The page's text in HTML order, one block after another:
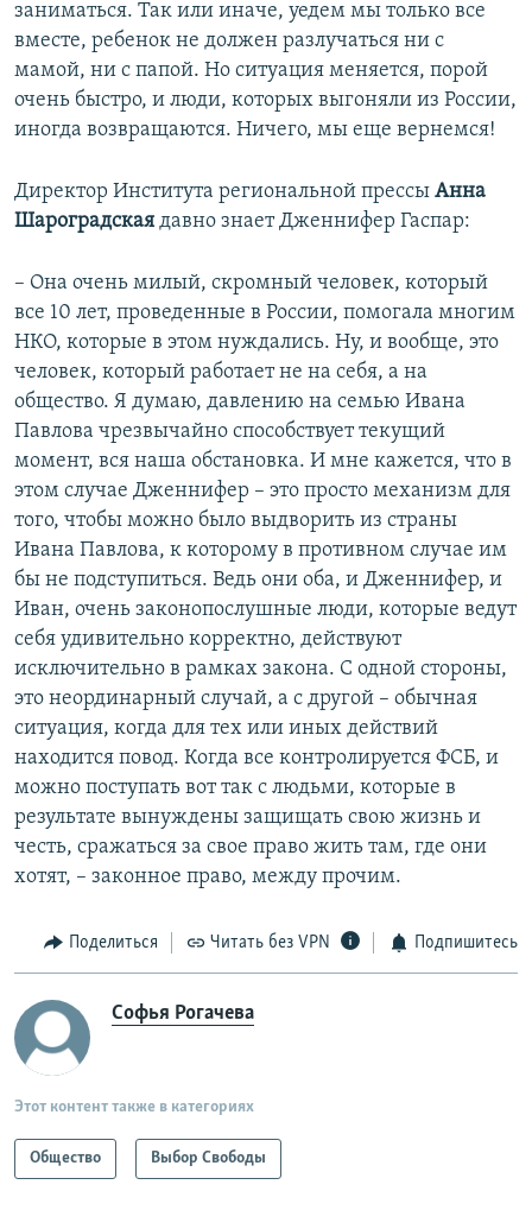
заниматься. Так или иначе, уедем мы только все
вместе, ребенок не должен разлучаться ни с
мамой, ни с папой. Но ситуация меняется, порой
очень быстро, и люди, которых выгоняли из России,
иногда возвращаются. Ничего, мы еще вернемся!
Директор Института региональной прессы Анна
Шароградская давно знает Дженнифер Гаспар:
– Она очень милый, скромный человек, который
все 10 лет, проведенные в России, помогала многим
НКО, которые в этом нуждались. Ну, и вообще, это
человек, который работает не на себя, а на
общество. Я думаю, давлению на семью Ивана
Павлова чрезвычайно способствует текущий
момент, вся наша обстановка. И мне кажется, что в
этом случае Дженнифер – это просто механизм для
того, чтобы можно было выдворить из страны
Ивана Павлова, к которому в противном случае им
бы не подступиться. Ведь они оба, и Дженнифер, и
Иван, очень законопослушные люди, которые ведут
себя удивительно корректно, действуют
исключительно в рамках закона. С одной стороны,
это неординарный случай, а с другой – обычная
ситуация, когда для тех или иных действий
находится повод. Когда все контролируется ФСБ, и
можно поступать вот так с людьми, которые в
результате вынуждены защищать свою жизнь и
честь, сражаться за свое право жить там, где они
хотят, – законное право, между прочим.
Поделиться Читать без VPN Подпишитесь
Софья Рогачева
Этот контент также в категориях
Общество Выбор Свободы